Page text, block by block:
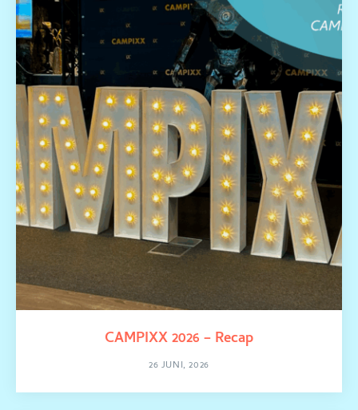
CAMPIXX 2026 – Recap
26 JUNI, 2026